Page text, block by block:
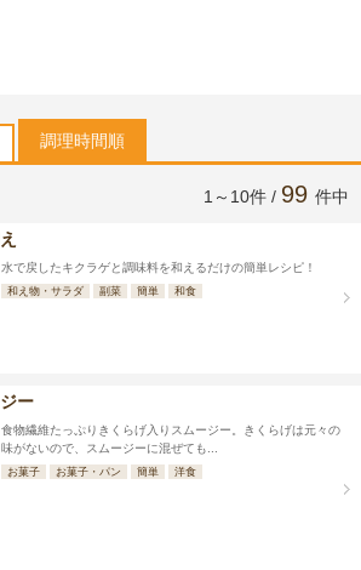
調理時間順
1～10件 / 99 件中
水で戻したキクラゲと調味料を和えるだけの簡単レシピ！
和え物・サラダ 副菜 簡単 和食
ー
食物繊維たっぷりきくらげ入りスムージー。きくらげは元々の
味がないので、スムージーに混ぜても...
お菓子 お菓子・パン 簡単 洋食